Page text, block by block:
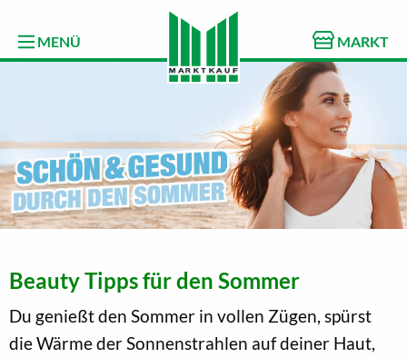
MENÜ MARKT
Beauty Tipps für den Sommer
Du genießt den Sommer in vollen Zügen, spürst
die Wärme der Sonnenstrahlen auf deiner Haut,